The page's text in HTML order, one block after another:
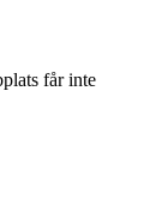
får inte